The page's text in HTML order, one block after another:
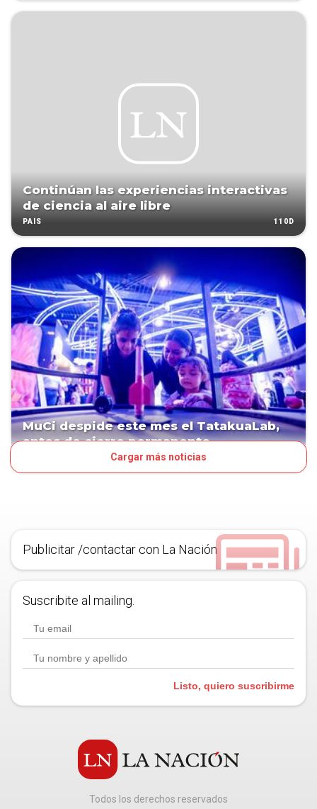
Continúan las experiencias interactivas
de ciencia al aire libre
PAÍS 110D
MuCi despide este mes el TatakuaLab,
antes de cierre permanente
Cargar más noticias
Publicitar /contactar con La Nación
Suscribite al mailing.
Listo, quiero suscribirme
Todos los derechos reservados